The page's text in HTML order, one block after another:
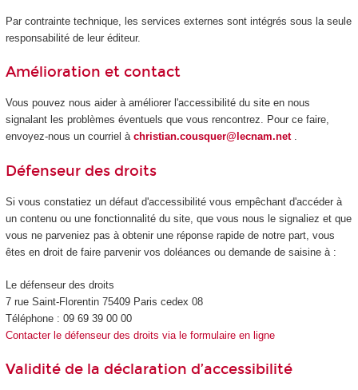
Par contrainte technique, les services externes sont intégrés sous la seule
responsabilité de leur éditeur.
Amélioration et contact
Vous pouvez nous aider à améliorer l'accessibilité du site en nous
signalant les problèmes éventuels que vous rencontrez. Pour ce faire,
envoyez-nous un courriel à christian.cousquer@lecnam.net .
Défenseur des droits
Si vous constatiez un défaut d'accessibilité vous empêchant d'accéder à
un contenu ou une fonctionnalité du site, que vous nous le signaliez et que
vous ne parveniez pas à obtenir une réponse rapide de notre part, vous
êtes en droit de faire parvenir vos doléances ou demande de saisine à :
Le défenseur des droits
7 rue Saint-Florentin 75409 Paris cedex 08
Téléphone : 09 69 39 00 00
Contacter le défenseur des droits via le formulaire en ligne
Validité de la déclaration d’accessibilité